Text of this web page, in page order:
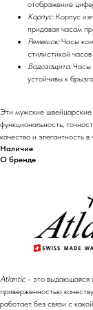
отображение
Корпус:Корпус
придавая часам
Ремешок:Часы
стилистикой
Водозащита:Часы
устойчивы к
Эти мужские
функциональность,
качество и элегантность
Наличие
О бренде
Atlantic- это выдающаяся
приверженностью
работает без связи с